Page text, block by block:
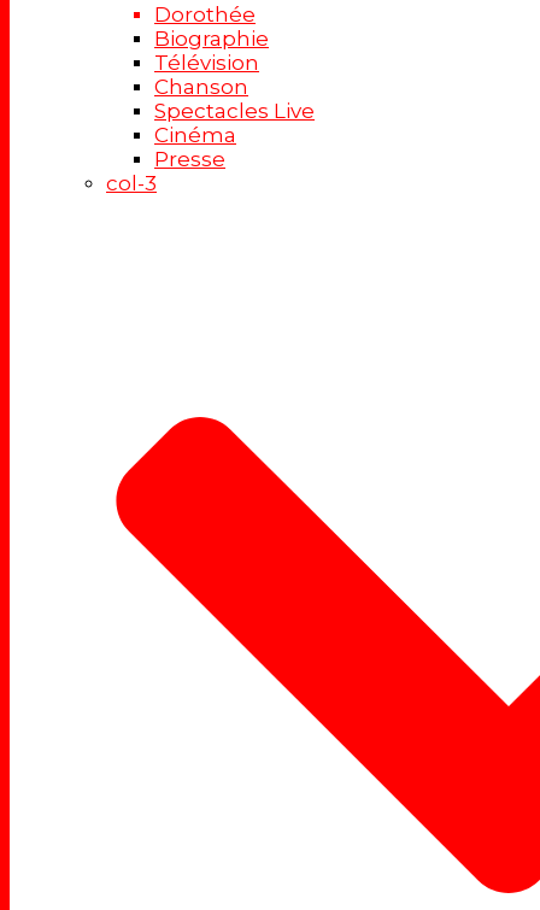
Dorothée
Biographie
Télévision
Chanson
Spectacles Live
Cinéma
Presse
col-3